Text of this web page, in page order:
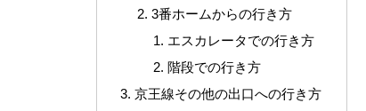
3番ホームからの行き方
エスカレータでの行き方
階段での行き方
京王線その他の出口への行き方